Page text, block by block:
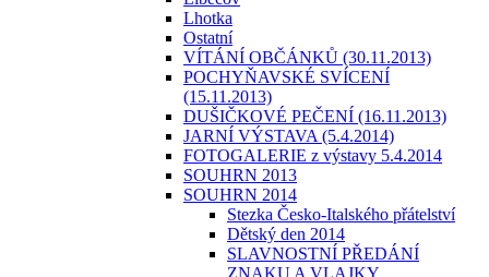
Lhotka
Ostatní
VÍTÁNÍ OBČÁNKŮ (30.11.2013)
POCHYŇAVSKÉ SVÍCENÍ
(15.11.2013)
DUŠIČKOVÉ PEČENÍ (16.11.2013)
JARNÍ VÝSTAVA (5.4.2014)
FOTOGALERIE z výstavy 5.4.2014
SOUHRN 2013
SOUHRN 2014
Stezka Česko-Italského přátelství
Dětský den 2014
SLAVNOSTNÍ PŘEDÁNÍ
ZNAKU A VLAJKY